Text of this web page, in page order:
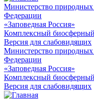
Министерство природных
Федерации
«Заповедная Россия»
Комплексный
Версия для слабовидящих
Министерство природных
Федерации
«Заповедная Россия»
Комплексный
Версия для слабовидящих